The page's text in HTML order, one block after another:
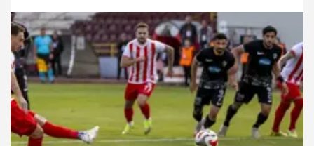
28.11.2025 TFF 1.Lig